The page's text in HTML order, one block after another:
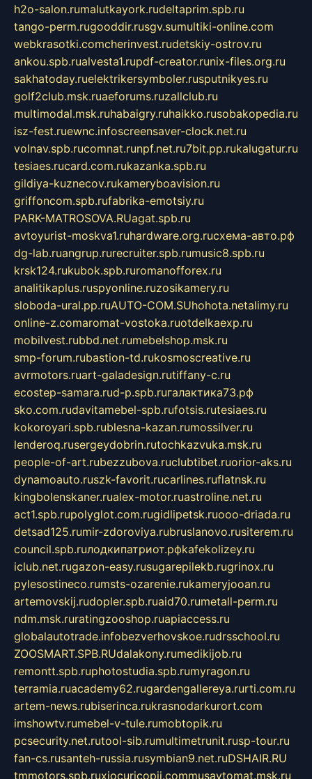
h2o-salon.rumalutkayork.rudeltaprim.spb.ru
tango-perm.rugooddir.rusgv.sumultiki-online.com
webkrasotki.comcherinvest.rudetskiy-ostrov.ru
ankou.spb.rualvesta1.rupdf-creator.runix-files.org.ru
sakhatoday.ruelektrikersymboler.rusputnikyes.ru
golf2club.msk.ruaeforums.ruzallclub.ru
multimodal.msk.ruhabaigry.ruhaikko.rusobakopedia.ru
isz-fest.ruewnc.infoscreensaver-clock.net.ru
volnav.spb.rucomnat.runpf.net.ru7bit.pp.rukalugatur.ru
tesiaes.rucard.com.rukazanka.spb.ru
gildiya-kuznecov.rukameryboavision.ru
griffoncom.spb.rufabrika-emotsiy.ru
PARK-MATROSOVA.RUagat.spb.ru
avtoyurist-moskva1.ruhardware.org.ruсхема-авто.рф
dg-lab.ruangrup.rurecruiter.spb.rumusic8.spb.ru
krsk124.rukubok.spb.ruromanofforex.ru
analitikaplus.ruspyonline.ruzosikamery.ru
sloboda-ural.pp.ruAUTO-COM.SUhohota.netalimy.ru
online-z.comaromat-vostoka.ruotdelkaexp.ru
mobilvest.rubbd.net.rumebelshop.msk.ru
smp-forum.rubastion-td.rukosmoscreative.ru
avrmotors.ruart-galadesign.rutiffany-c.ru
ecostep-samara.rud-p.spb.ruгалактика73.рф
sko.com.rudavitamebel-spb.rufotsis.rutesiaes.ru
kokoroyari.spb.rublesna-kazan.rumossilver.ru
lenderoq.rusergeydobrin.rutochkazvuka.msk.ru
people-of-art.rubezzubova.ruclubtibet.ruorior-aks.ru
dynamoauto.ruszk-favorit.rucarlines.ruflatnsk.ru
kingbolenskaner.rualex-motor.ruastroline.net.ru
act1.spb.rupolyglot.com.rugidlipetsk.ruooo-driada.ru
detsad125.rumir-zdoroviya.rubruslanovo.rusiterem.ru
council.spb.ruлодкипатриот.рфkafekolizey.ru
iclub.net.rugazon-easy.rusugarepilekb.rugrinox.ru
pylesostineco.rumsts-ozarenie.rukameryjooan.ru
artemovskij.rudopler.spb.ruaid70.rumetall-perm.ru
ndm.msk.ruratingzooshop.ruapiaccess.ru
globalautotrade.infobezverhovskoe.rudrsschool.ru
ZOOSMART.SPB.RUdalakony.rumedikijob.ru
remontt.spb.ruphotostudia.spb.rumyragon.ru
terramia.ruacademy62.rugardengallereya.rurti.com.ru
artem-news.rubiserinca.rukrasnodarkurort.com
imshowtv.rumebel-v-tule.rumobtopik.ru
pcsecurity.net.rutool-sib.rumultimetrunit.rusp-tour.ru
fan-cs.rusanteh-russia.rusymbian9.net.ruDSHAIR.RU
tmmotors.spb.ruxjocuricopii.commusavtomat.msk.ru